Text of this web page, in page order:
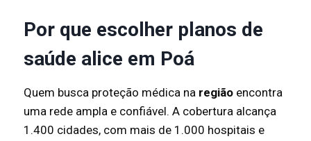
Por que escolher planos de
saúde alice em Poá
Quem busca proteção médica na região encontra
uma rede ampla e confiável. A cobertura alcança
1.400 cidades, com mais de 1.000 hospitais e